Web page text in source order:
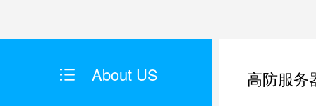
About US 高防服务